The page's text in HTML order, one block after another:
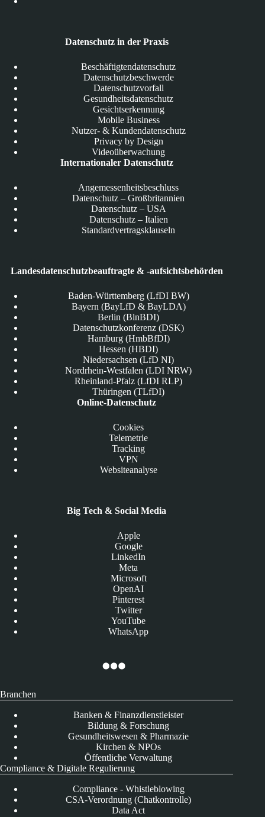
Datenschutz in der Praxis
Beschäftigtendatenschutz
Datenschutzbeschwerde
Datenschutzvorfall
Gesundheitsdatenschutz
Gesichtserkennung
Mobile Business
Nutzer- & Kundendatenschutz
Privacy by Design
Videoüberwachung
Internationaler Datenschutz
Angemessenheitsbeschluss
Datenschutz – Großbritannien
Datenschutz – USA
Datenschutz – Italien
Standardvertragsklauseln
Landesdatenschutzbeauftragte & -aufsichtsbehörden
Baden-Württemberg (LfDI BW)
Bayern (BayLfD & BayLDA)
Berlin (BlnBDI)
Datenschutzkonferenz (DSK)
Hamburg (HmbBfDI)
Hessen (HBDI)
Niedersachsen (LfD NI)
Nordrhein-Westfalen (LDI NRW)
Rheinland-Pfalz (LfDI RLP)
Thüringen (TLfDI)
Online-Datenschutz
Cookies
Telemetrie
Tracking
VPN
Websiteanalyse
Big Tech & Social Media
Apple
Google
LinkedIn
Meta
Microsoft
OpenAI
Pinterest
Twitter
YouTube
WhatsApp
Branchen
Banken & Finanzdienstleister
Bildung & Forschung
Gesundheitswesen & Pharmazie
Kirchen & NPOs
Öffentliche Verwaltung
Compliance & Digitale Regulierung
Compliance - Whistleblowing
CSA-Verordnung (Chatkontrolle)
Data Act